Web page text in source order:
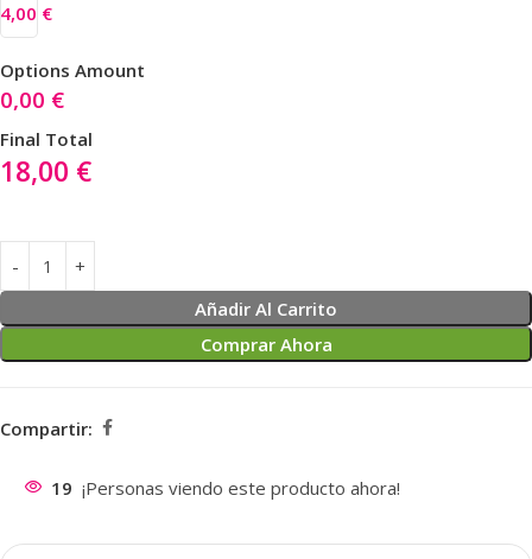
4,00 €
Options Amount
0,00 €
Final Total
18,00 €
Añadir Al Carrito
Comprar Ahora
Compartir:
19 ¡Personas viendo este producto ahora!